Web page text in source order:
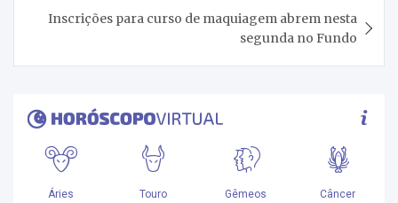
Inscrições para curso de maquiagem abrem nesta
segunda no Fundo